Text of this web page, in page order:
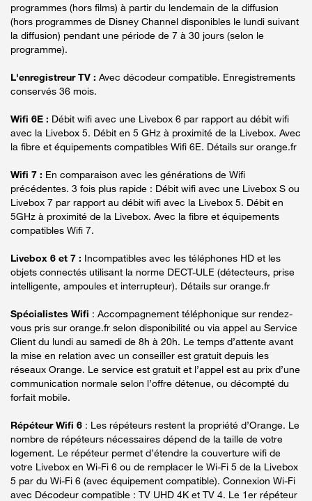
programmes (hors films) à partir du lendemain de la diffusion
(hors programmes de Disney Channel disponibles le lundi suivant
la diffusion) pendant une période de 7 à 30 jours (selon le
programme).
L'enregistreur TV : Avec décodeur compatible. Enregistrements
conservés 36 mois.
Wifi 6E : Débit wifi avec une Livebox 6 par rapport au débit wifi
avec la Livebox 5. Débit en 5 GHz à proximité de la Livebox. Avec
la fibre et équipements compatibles Wifi 6E. Détails sur orange.fr
Wifi 7 : En comparaison avec les générations de Wifi
précédentes. 3 fois plus rapide : Débit wifi avec une Livebox S ou
Livebox 7 par rapport au débit wifi avec la Livebox 5. Débit en
5GHz à proximité de la Livebox. Avec la fibre et équipements
compatibles Wifi 7.
Livebox 6 et 7 : Incompatibles avec les téléphones HD et les
objets connectés utilisant la norme DECT-ULE (détecteurs, prise
intelligente, ampoules et interrupteur). Détails sur orange.fr
Spécialistes Wifi : Accompagnement téléphonique sur rendez-
vous pris sur orange.fr selon disponibilité ou via appel au Service
Client du lundi au samedi de 8h à 20h. Le temps d’attente avant
la mise en relation avec un conseiller est gratuit depuis les
réseaux Orange. Le service est gratuit et l’appel est au prix d’une
communication normale selon l’offre détenue, ou décompté du
forfait mobile.
Répéteur Wifi 6 : Les répéteurs restent la propriété d’Orange. Le
nombre de répéteurs nécessaires dépend de la taille de votre
logement. Le répéteur permet d’étendre la couverture wifi de
votre Livebox en Wi-Fi 6 ou de remplacer le Wi-Fi 5 de la Livebox
5 par du Wi-Fi 6 (avec équipement compatible). Connexion Wi-Fi
avec Décodeur compatible : TV UHD 4K et TV 4. Le 1er répéteur